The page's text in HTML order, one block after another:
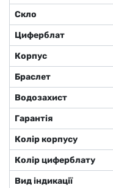
Скло
Циферблат
Корпус
Браслет
Водозахист
Гарантія
Колір корпусу
Колір циферблату
Вид індикації